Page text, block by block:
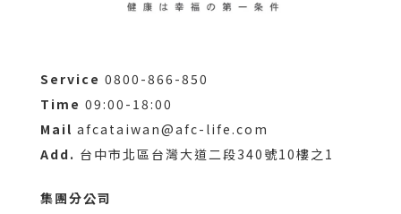
Service 0800-866-850
Time 09:00-18:00
Mail afcataiwan@afc-life.com
Add. 台中市北區台灣大道二段340號10樓之1
集團分公司